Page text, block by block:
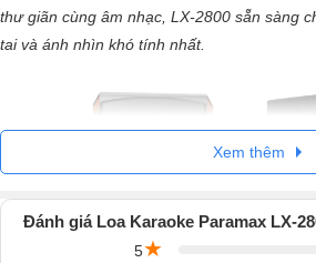
thư giãn cùng âm nhạc, LX-2800 sẵn sàng
tai và ánh nhìn khó tính nhất.
Xem thêm
Đánh giá Loa Karaoke Paramax LX-
5★